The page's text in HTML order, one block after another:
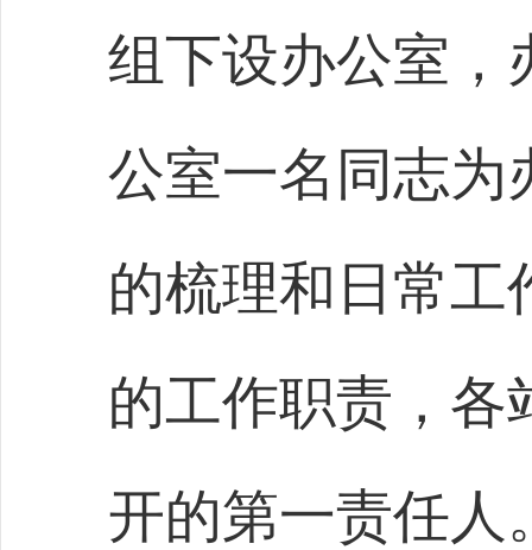
组下设办公室，
公室一名同志为
的梳理和日常工
的工作职责，各
开的第一责任人